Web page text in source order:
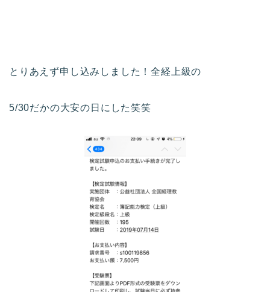
とりあえず申し込みしました！全経上級の
5/30だかの大安の日にした笑笑